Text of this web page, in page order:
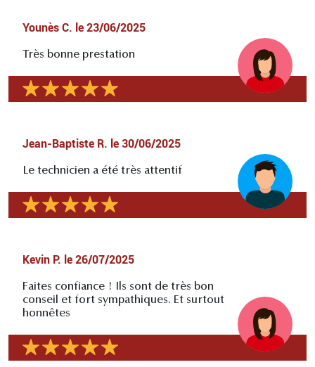
Younès C. le 23/06/2025
Très bonne prestation
Jean-Baptiste R. le 30/06/2025
Le technicien a été très attentif
Kevin P. le 26/07/2025
Faites confiance ! Ils sont de très bon
conseil et fort sympathiques. Et surtout
honnêtes